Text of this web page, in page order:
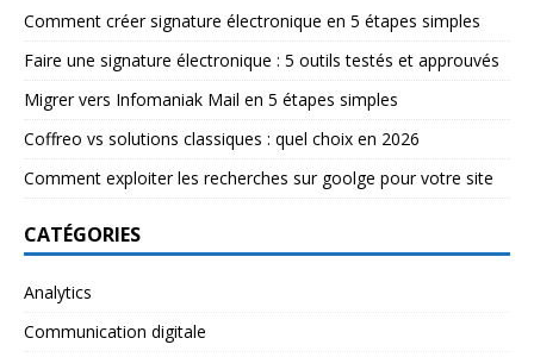
Comment créer signature électronique en 5 étapes simples
Faire une signature électronique : 5 outils testés et approuvés
Migrer vers Infomaniak Mail en 5 étapes simples
Coffreo vs solutions classiques : quel choix en 2026
Comment exploiter les recherches sur goolge pour votre site
CATÉGORIES
Analytics
Communication digitale